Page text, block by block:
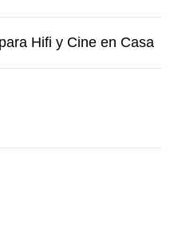
Hifi y Cine en Casa